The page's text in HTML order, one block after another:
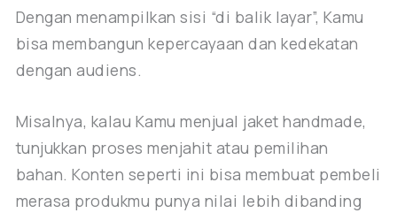
Dengan menampilkan sisi “di balik layar”, Kamu
bisa membangun kepercayaan dan kedekatan
dengan audiens.
Misalnya, kalau Kamu menjual jaket handmade,
tunjukkan proses menjahit atau pemilihan
bahan. Konten seperti ini bisa membuat pembeli
merasa produkmu punya nilai lebih dibanding